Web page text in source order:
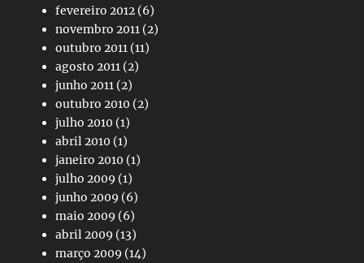
fevereiro 2012 (6)
novembro 2011 (2)
outubro 2011 (11)
agosto 2011 (2)
junho 2011 (2)
outubro 2010 (2)
julho 2010 (1)
abril 2010 (1)
janeiro 2010 (1)
julho 2009 (1)
junho 2009 (6)
maio 2009 (6)
abril 2009 (13)
março 2009 (14)